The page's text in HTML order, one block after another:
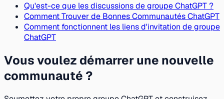
Qu'est-ce que les discussions de groupe ChatGPT ?
Comment Trouver de Bonnes Communautés ChatGPT
Comment fonctionnent les liens d'invitation de groupe
ChatGPT
Vous voulez démarrer une nouvelle
communauté ?